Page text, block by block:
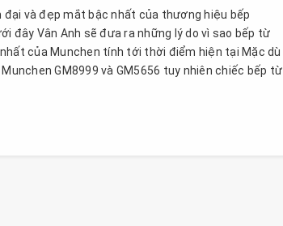
và đẹp mắt bậc nhất của thương hiệu bếp
đây Vân Anh sẽ đưa ra những lý do vì sao bếp từ
của Munchen tính tới thời điểm hiện tại Mặc dù
GM8999 và GM5656 tuy nhiên chiếc bếp từ